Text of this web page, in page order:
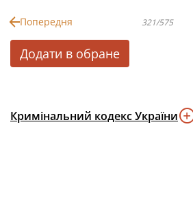
Попередня 321/575
Додати в обране
Кримінальний кодекс України